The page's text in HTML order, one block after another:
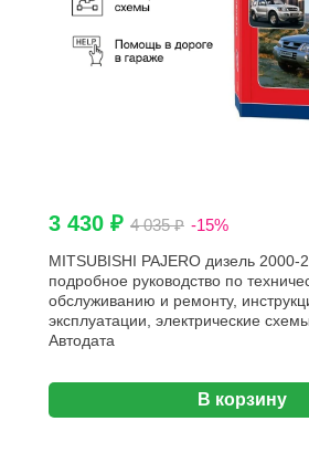
3 430 ₽ 4 035 ₽ -15%
MITSUBISHI PAJERO дизель 2000-
подробное руководство по
обслуживанию и ремонту,
эксплуатации, электрические
Aвтодата
В корзину